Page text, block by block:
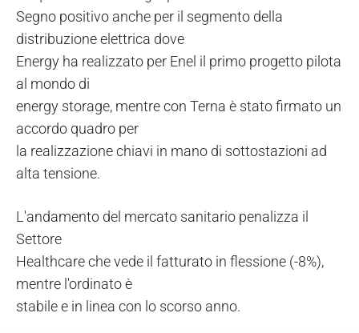
Segno positivo anche per il segmento della
distribuzione elettrica dove
Energy ha realizzato per Enel il primo progetto pilota
al mondo di
energy storage, mentre con Terna è stato firmato un
accordo quadro per
la realizzazione chiavi in mano di sottostazioni ad
alta tensione.
L'andamento del mercato sanitario penalizza il
Settore
Healthcare che vede il fatturato in flessione (-8%),
mentre l'ordinato è
stabile e in linea con lo scorso anno.